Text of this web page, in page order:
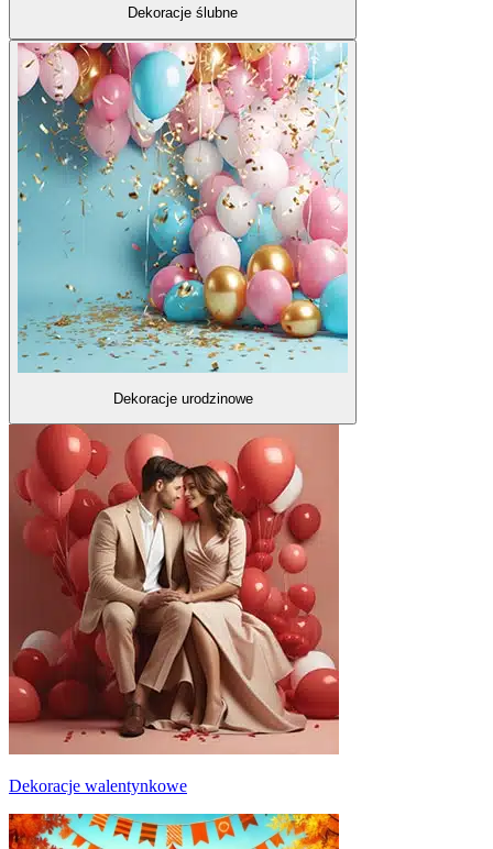
Dekoracje ślubne
Dekoracje urodzinowe
Dekoracje walentynkowe